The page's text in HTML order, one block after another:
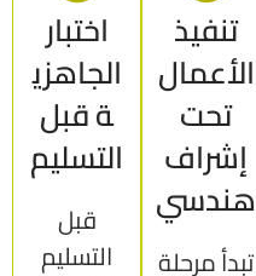
تنفيذ
الأعمال
تحت
إشراف
هندسي
تبدأ مرحلة
اختبار
الجاهزي
ة قبل
التسليم
قبل
التسليم